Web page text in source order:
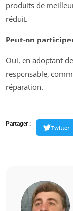
produits de
réduit.
Peut-on
Oui, en adoptant
responsable,
réparation.
Partager :
Twitter